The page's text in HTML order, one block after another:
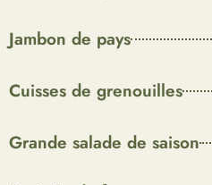
Jambon de pays
Cuisses de grenouilles
Grande salade de saison